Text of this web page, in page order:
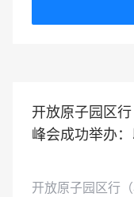
开放原子园区
峰会成功举办
开放原子园区行